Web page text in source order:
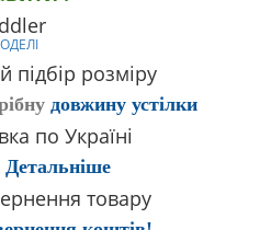
підбір розміру
довжину устілки
по Україні
Детальніше
товару